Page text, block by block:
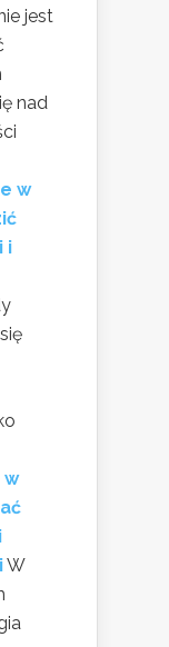
jest
nad
w
i
w
W